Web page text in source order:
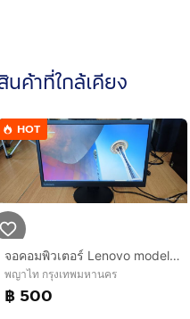
นค้าที่ใกล้เคียง
HOT
จอคอมพิวเตอร์ Lenovo model 2215SD(ขายถูกสุดในทุกที่)
พญาไท กรุงเทพมหานคร
฿ 500